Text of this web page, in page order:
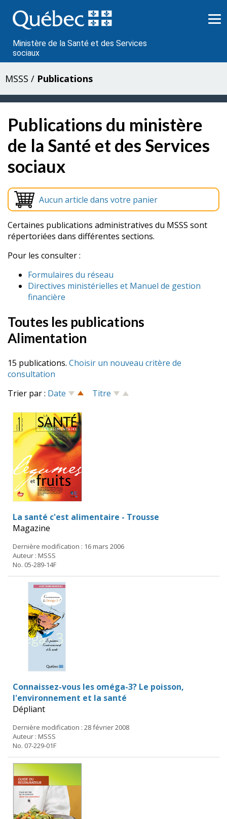
au
contenu
Ministère de la Santé et des Services
sociaux
MSSS / Publications
Publications du ministère
de la Santé et des Services
sociaux
Aucun article dans votre panier
Certaines publications administratives du MSSS sont
répertoriées dans différentes sections.
Pour les consulter :
Formulaires du réseau
Directives ministérielles et Manuel de gestion
financière
Toutes les publications
Alimentation
15 publications. Choisir un nouveau critère de
consultation
Trier par : Date Titre
La santé c'est alimentaire - Trousse
Magazine
Dernière modification : 16 mars 2006
Auteur : MSSS
No. 05-289-14F
Connaissez-vous les oméga-3? Le poisson,
l'environnement et la santé
Dépliant
Dernière modification : 28 février 2008
Auteur : MSSS
No. 07-229-01F